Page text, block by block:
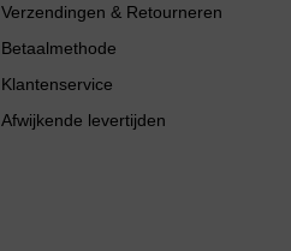
Verzendingen & Retourneren
Betaalmethode
Klantenservice
Afwijkende levertijden